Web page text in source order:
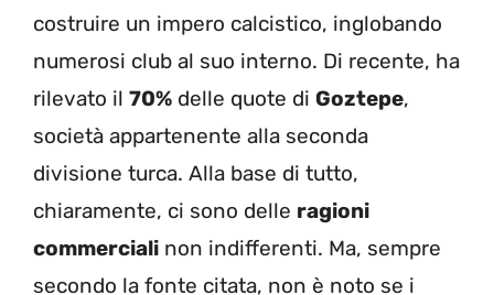
costruire un impero calcistico, inglobando
numerosi club al suo interno. Di recente, ha
rilevato il 70% delle quote di Goztepe,
società appartenente alla seconda
divisione turca. Alla base di tutto,
chiaramente, ci sono delle ragioni
commerciali non indifferenti. Ma, sempre
secondo la fonte citata, non è noto se i